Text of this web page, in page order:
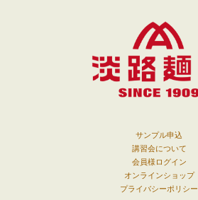
サンプル申込
講習会について
会員様ログイン
オンラインショップ
プライバシーポリシー